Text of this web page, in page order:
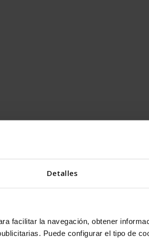
Detalles
facilitar la navegación, obtener
Puede configurar el tipo de